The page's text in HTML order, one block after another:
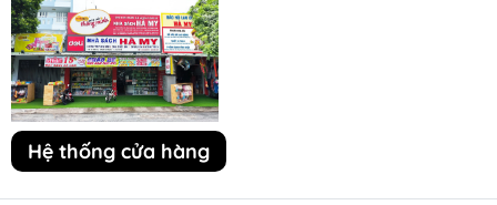
Hệ thống cửa hàng